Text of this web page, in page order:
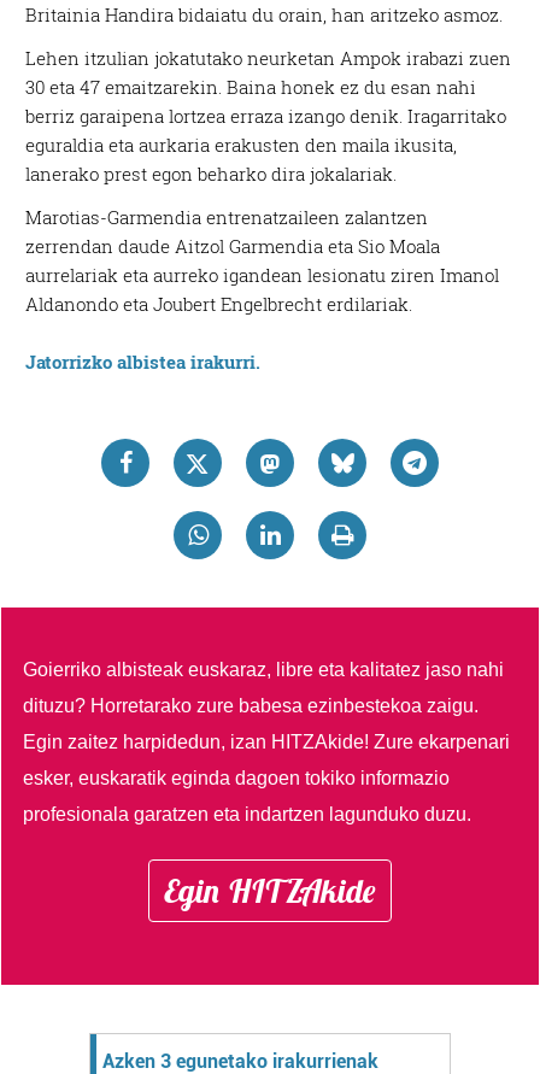
Britainia Handira bidaiatu du orain, han aritzeko asmoz.
Lehen itzulian jokatutako neurketan Ampok irabazi zuen
30 eta 47 emaitzarekin. Baina honek ez du esan nahi
berriz garaipena lortzea erraza izango denik. Iragarritako
eguraldia eta aurkaria erakusten den maila ikusita,
lanerako prest egon beharko dira jokalariak.
Marotias-Garmendia entrenatzaileen zalantzen
zerrendan daude Aitzol Garmendia eta Sio Moala
aurrelariak eta aurreko igandean lesionatu ziren Imanol
Aldanondo eta Joubert Engelbrecht erdilariak.
Jatorrizko albistea irakurri.
Goierriko albisteak euskaraz, libre eta kalitatez jaso nahi
dituzu? Horretarako zure babesa ezinbestekoa zaigu.
Egin zaitez harpidedun, izan HITZAkide!Zure ekarpenari
esker, euskaratik eginda dagoen tokiko informazio
profesionala garatzen eta indartzen lagunduko duzu.
Egin HITZAkide
Azken 3 egunetako irakurrienak